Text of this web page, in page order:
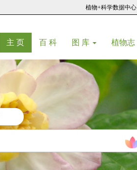
植物+科学数据中心
主 页(current)
百 科(current)
图 库 植物志